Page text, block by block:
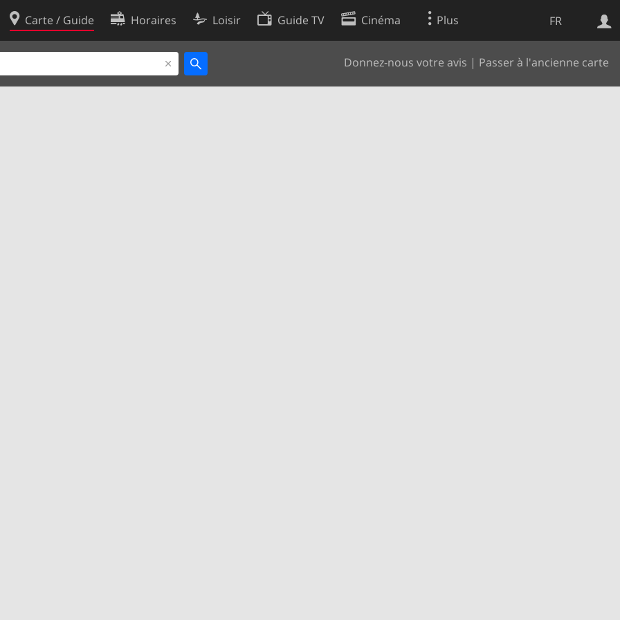
FR
Carte / Guide Horaires Loisir Guide TV Cinéma Plus
Donnez-nous votre avis | Passer à l'ancienne carte
Web
Politique en matière de cookies
Préférences de cookies